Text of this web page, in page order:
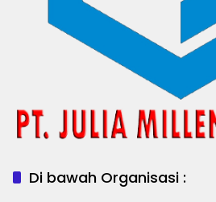
Di bawah Organisasi :